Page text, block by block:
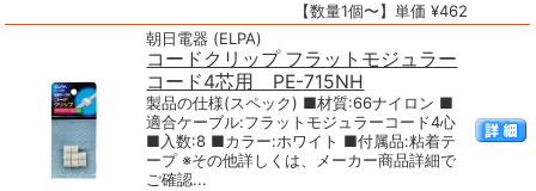
【数量1個〜】単価 ¥462
朝日電器 (ELPA)
コードクリップ フラットモジュラー
コード4芯用 PE-715NH
製品の仕様(スペック) ■材質:66ナイロン ■
適合ケーブル:フラットモジュラーコード4心
■入数:8 ■カラー:ホワイト ■付属品:粘着テ
ープ ※その他詳しくは、メーカー商品詳細で
ご確認...